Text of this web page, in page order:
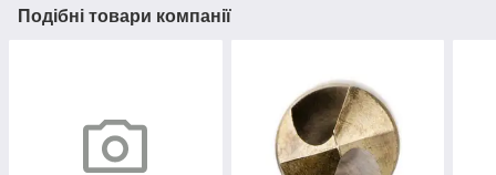
Подібні товари компанії